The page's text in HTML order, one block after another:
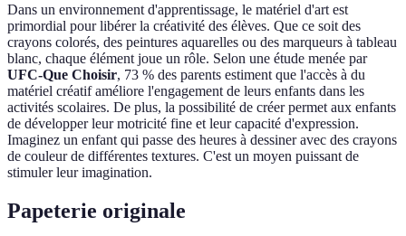
Dans un environnement d'apprentissage, le matériel d'art est
primordial pour libérer la créativité des élèves. Que ce soit des
crayons colorés, des peintures aquarelles ou des marqueurs à tableau
blanc, chaque élément joue un rôle. Selon une étude menée par
UFC-Que Choisir, 73 % des parents estiment que l'accès à du
matériel créatif améliore l'engagement de leurs enfants dans les
activités scolaires. De plus, la possibilité de créer permet aux enfants
de développer leur motricité fine et leur capacité d'expression.
Imaginez un enfant qui passe des heures à dessiner avec des crayons
de couleur de différentes textures. C'est un moyen puissant de
stimuler leur imagination.
Papeterie originale